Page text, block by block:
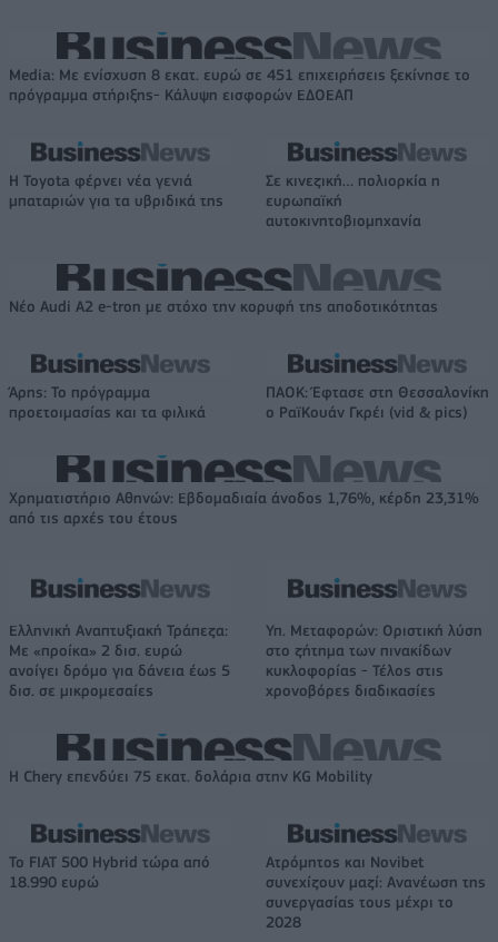
Media: Με ενίσχυση 8 εκατ. ευρώ σε 451 επιχειρήσεις ξεκίνησε το
πρόγραμμα στήριξης- Κάλυψη εισφορών ΕΔΟΕΑΠ
Η Toyota φέρνει νέα γενιά
μπαταριών για τα υβριδικά της
Σε κινεζική… πολιορκία η
ευρωπαϊκή
αυτοκινητοβιομηχανία
Νέο Audi A2 e-tron με στόχο την κορυφή της αποδοτικότητας
Άρης: Το πρόγραμμα
προετοιμασίας και τα φιλικά
ΠΑΟΚ: Έφτασε στη Θεσσαλονίκη
ο ΡαϊΚουάν Γκρέι (vid & pics)
Χρηματιστήριο Αθηνών: Εβδομαδιαία άνοδος 1,76%, κέρδη 23,31%
από τις αρχές του έτους
Ελληνική Αναπτυξιακή Τράπεζα:
Με «προίκα» 2 δισ. ευρώ
ανοίγει δρόμο για δάνεια έως 5
δισ. σε μικρομεσαίες
Υπ. Μεταφορών: Οριστική λύση
στο ζήτημα των πινακίδων
κυκλοφορίας - Τέλος στις
χρονοβόρες διαδικασίες
Η Chery επενδύει 75 εκατ. δολάρια στην KG Mobility
Το FIAT 500 Hybrid τώρα από
18.990 ευρώ
Ατρόμητος και Novibet
συνεχίζουν μαζί: Ανανέωση της
συνεργασίας τους μέχρι το
2028